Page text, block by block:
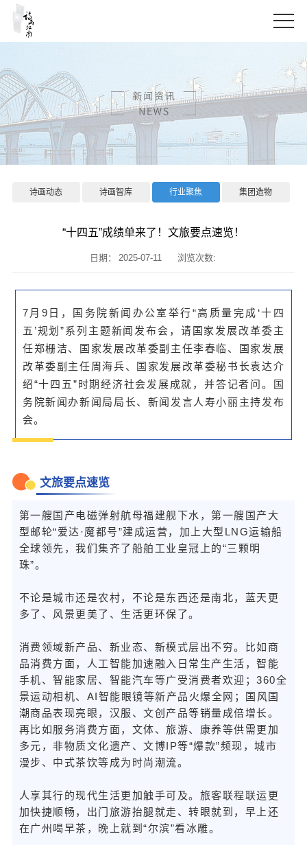
诗画动态 诗画智库 行业聚焦 集团造物
“十四五”成绩单来了！文旅要点速览！
日期： 2025-07-11 浏览次数:
7月9日，国务院新闻办公室举行“高质量完成‘十四
五’规划”系列主题新闻发布会，请国家发展改革委主
任郑栅洁、国家发展改革委副主任李春临、国家发展
改革委副主任周海兵、国家发展改革委秘书长袁达介
绍“十四五”时期经济社会发展成就，并答记者问。国
务院新闻办新闻局局长、新闻发言人寿小丽主持发布
会。
文旅要点速览
第一艘国产电磁弹射航母福建舰下水，第一艘国产大
型邮轮“爱达·魔都号”建成运营，加上大型LNG运输船
全球领先，我们集齐了船舶工业皇冠上的“三颗明
珠”。
不论是城市还是农村，不论是东西还是南北，蓝天更
多了、风景更美了、生活更环保了。
消费领域新产品、新业态、新模式层出不穷。比如商
品消费方面，人工智能加速融入日常生产生活，智能
手机、智能家居、智能汽车等广受消费者欢迎；360全
景运动相机、AI智能眼镜等新产品火爆全网；国风国
潮商品表现亮眼，汉服、文创产品等销量成倍增长。
再比如服务消费方面，文体、旅游、康养等供需更加
多元，非物质文化遗产、文博IP等“爆款”频现，城市
漫步、中式茶饮等成为时尚潮流。
人享其行的现代生活更加触手可及。旅客联程联运更
加快捷顺畅，出门旅游抬腿就走、转眼就到，早上还
在广州喝早茶，晚上就到“尔滨”看冰雕。